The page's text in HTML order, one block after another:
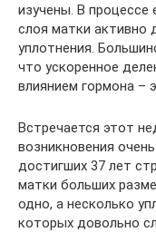
изучены. В процессе
слоя матки активно
уплотнения.
что ускоренное
влиянием гормона –
Встречается этот
возникновения
достигших 37 лет
матки больших
одно, а несколько
которых довольно